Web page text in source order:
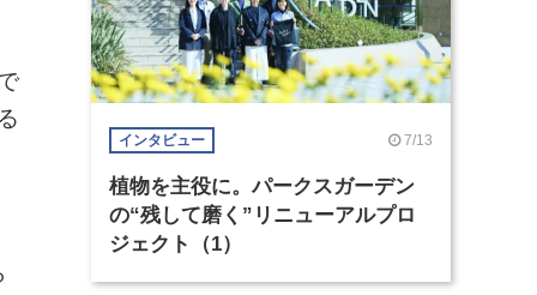
インタビュー 7/13
植物を主役に。パークスガーデン
の“残して磨く”リニューアルプロ
ジェクト（1）